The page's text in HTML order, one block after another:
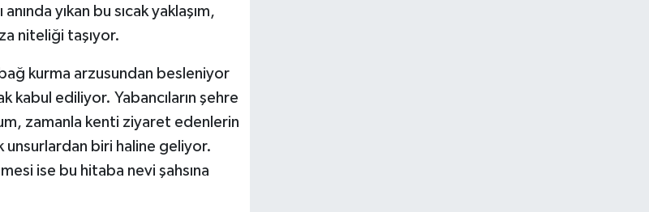
yıkan bu sıcak yaklaşım,
niteliği taşıyor.
kurma arzusundan besleniyor
kabul ediliyor. Yabancıların şehre
zamanla kenti ziyaret edenlerin
unsurlardan biri haline geliyor.
ise bu hitaba nevi şahsına